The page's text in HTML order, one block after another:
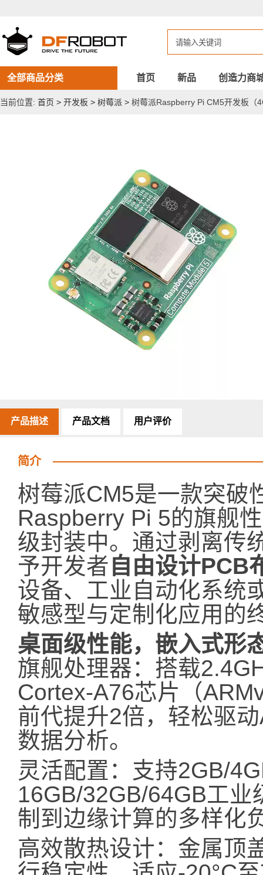
Raspberry
Pi
CM5
开
发
板
（4GB
RAM、
全部商品分类 首页 新品 创造力商
当前位置: 首页 > 开发板 > 树莓派 > 树莓派Raspberry Pi CM5开发板（
产品描述 产品文档 用户评价
简介
树莓派CM5是一款突破
Raspberry Pi 5的旗舰
级封装中。通过剥离传
予开发者自由设计PCB
设备、工业自动化系统
敏感型与定制化应用的
桌面级性能，嵌入式形
旗舰处理器：搭载
Cortex-A76芯片（
前代提升2倍，轻松驱
数据分析。
灵活配置：支持2GB/
16GB/32GB/64GB工
制到边缘计算的多样化
高效散热设计：金属顶